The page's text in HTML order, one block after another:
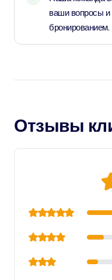
ваши вопросы
бронированием.
Отзывы